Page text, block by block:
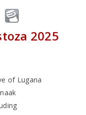
2025
of Lugana